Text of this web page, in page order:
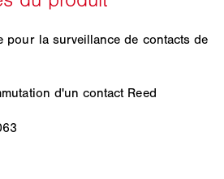
pour la surveillance de contacts de
d'un contact Reed